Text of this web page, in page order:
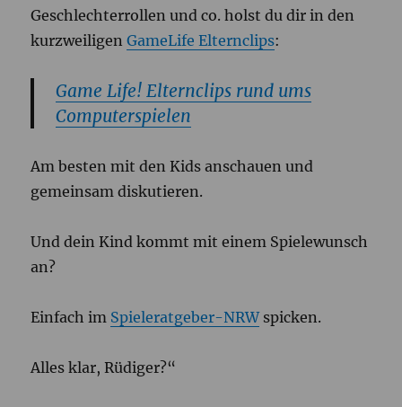
Geschlechterrollen und co. holst du dir in den
kurzweiligenGameLife Elternclips:
Game Life! Elternclips rund ums
Computerspielen
Am besten mit den Kids anschauen und
gemeinsam diskutieren.
Und dein Kind kommt mit einem Spielewunsch
an?
Einfach im Spieleratgeber-NRWspicken.
Alles klar, Rüdiger?“